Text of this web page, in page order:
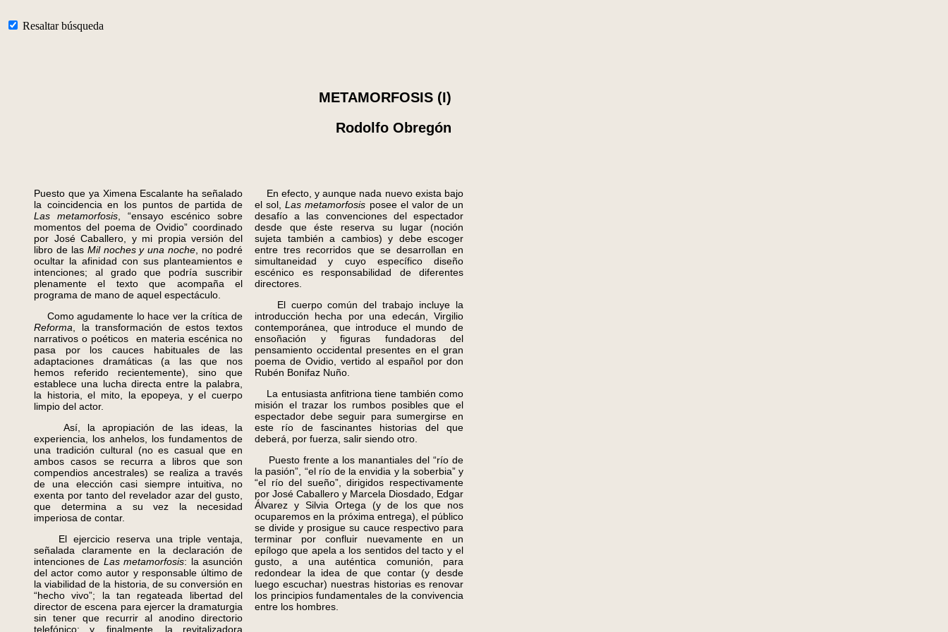
Resaltar búsqueda
METAMORFOSIS (I)
Rodolfo Obregón
Puesto que ya Ximena Escalante ha señalado
la coincidencia en los puntos de partida de
Las metamorfosis , “ensayo escénico sobre
momentos del poema de Ovidio” coordinado
por José Caballero, y mi propia versión del
libro de las Mil noches y una noche , no podré
ocultar la afinidad con sus planteamientos e
intenciones; al grado que podría suscribir
plenamente el texto que acompaña el
programa de mano de aquel espectáculo.
Como agudamente lo hace ver la crítica de
Reforma , la transformación de estos textos
narrativos o poéticos en materia escénica no
pasa por los cauces habituales de las
adaptaciones dramáticas (a las que nos
hemos referido recientemente), sino que
establece una lucha directa entre la palabra,
la historia, el mito, la epopeya, y el cuerpo
limpio del actor.
Así, la apropiación de las ideas, la
experiencia, los anhelos, los fundamentos de
una tradición cultural (no es casual que en
ambos casos se recurra a libros que son
compendios ancestrales) se realiza a través
de una elección casi siempre intuitiva, no
exenta por tanto del revelador azar del gusto,
que determina a su vez la necesidad
imperiosa de contar.
El ejercicio reserva una triple ventaja,
señalada claramente en la declaración de
intenciones de Las metamorfosis: la asunción
del actor como autor y responsable último de
la viabilidad de la historia, de su conversión en
“hecho vivo”; la tan regateada libertad del
director de escena para ejercer la dramaturgia
sin tener que recurrir al anodino directorio
telefónico; y, finalmente, la revitalizadora
En efecto, y aunque nada nuevo exista bajo
el sol,Las metamorfosis posee el valor de un
desafío a las convenciones del espectador
desde que éste reserva su lugar (noción
sujeta también a cambios) y debe escoger
entre tres recorridos que se desarrollan en
simultaneidad y cuyo específico diseño
escénico es responsabilidad de diferentes
directores.
El cuerpo común del trabajo incluye la
introducción hecha por una edecán, Virgilio
contemporánea, que introduce el mundo de
ensoñación y figuras fundadoras del
pensamiento occidental presentes en el gran
poema de Ovidio, vertido al español por don
Rubén Bonifaz Nuño.
La entusiasta anfitriona tiene también como
misión el trazar los rumbos posibles que el
espectador debe seguir para sumergirse en
este río de fascinantes historias del que
deberá, por fuerza, salir siendo otro.
Puesto frente a los manantiales del “río de
la pasión”, “el río de la envidia y la soberbia” y
“el río del sueño”, dirigidos respectivamente
por José Caballero y Marcela Diosdado, Edgar
Álvarez y Silvia Ortega (y de los que nos
ocuparemos en la próxima entrega), el público
se divide y prosigue su cauce respectivo para
terminar por confluir nuevamente en un
epílogo que apela a los sentidos del tacto y el
gusto, a una auténtica comunión, para
redondear la idea de que contar (y desde
luego escuchar) nuestras historias es renovar
los principios fundamentales de la convivencia
entre los hombres.